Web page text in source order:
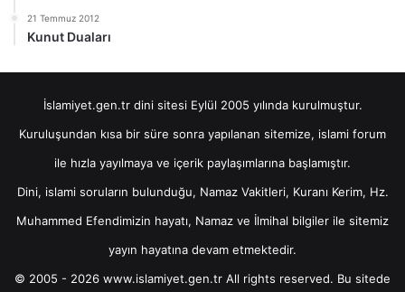
21 Temmuz 2012
Kunut Duaları
İslamiyet.gen.tr dini sitesi Eylül 2005 yılında kurulmuştur.
Kuruluşundan kısa bir süre sonra yapılanan sitemize, islami forum
ile hızla yayılmaya ve içerik paylaşımlarına başlamıştır.
Dini, islami soruların bulunduğu, Namaz Vakitleri, Kuranı Kerim, Hz.
Muhammed Efendimizin hayatı, Namaz ve İlmihal bilgiler ile sitemiz
yayın hayatına devam etmektedir.
© 2005 - 2026 www.islamiyet.gen.tr All rights reserved. Bu sitede